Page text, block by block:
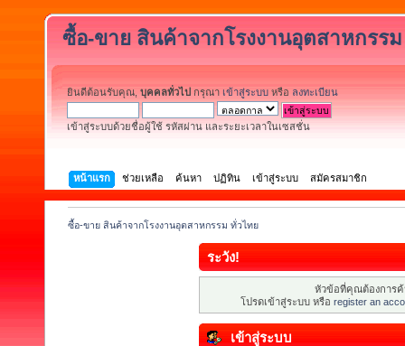
ซื้อ-ขาย สินค้าจากโรงงานอุตสาหกรร
ยินดีต้อนรับคุณ, บุคคลทั่วไป กรุณา เข้าสู่ระบบ หรือ ลงทะเบียน
เข้าสู่ระบบด้วยชื่อผู้ใช้ รหัสผ่าน และระยะเวลาในเซสชั่น
หน้าแรก ช่วยเหลือ ค้นหา ปฏิทิน เข้าสู่ระบบ สมัครสมาชิก
ซื้อ-ขาย สินค้าจากโรงงานอุตสาหกรรม ทั่วไทย
ระวัง!
หัวข้อที่คุณต้องการ
โปรดเข้าสู่ระบบ หรือ register an
เข้าสู่ระบบ